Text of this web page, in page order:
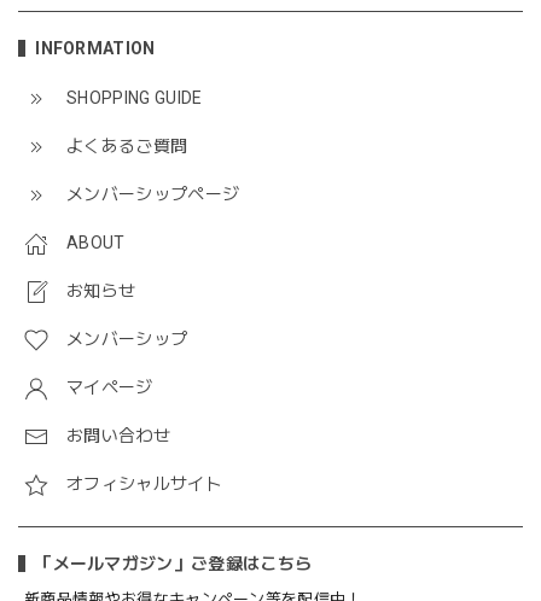
INFORMATION
SHOPPING GUIDE
よくあるご質問
メンバーシップページ
ABOUT
お知らせ
メンバーシップ
マイページ
お問い合わせ
オフィシャルサイト
「メールマガジン」ご登録はこちら